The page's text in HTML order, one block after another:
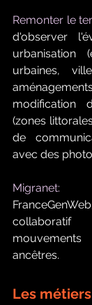
Remonter le
d'observer
urbanisation
urbaines,
modification
(zones
de
avec des
Migranet:
ancêtres.
Les